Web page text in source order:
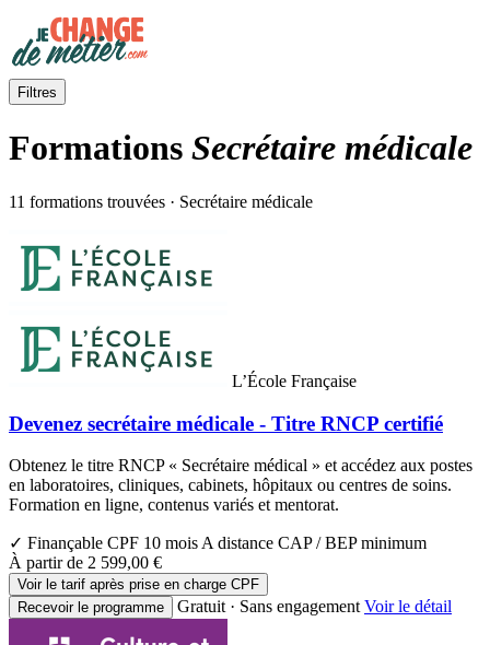
Filtres
Formations Secrétaire médicale
11 formations trouvées · Secrétaire médicale
L’École Française
Devenez secrétaire médicale - Titre RNCP certifié
Obtenez le titre RNCP « Secrétaire médical » et accédez aux postes
en laboratoires, cliniques, cabinets, hôpitaux ou centres de soins.
Formation en ligne, contenus variés et mentorat.
✓ Finançable CPF 10 mois A distance CAP / BEP minimum
À partir de 2 599,00 €
Voir le tarif après prise en charge CPF
Recevoir le programme
Gratuit · Sans engagement Voir le détail